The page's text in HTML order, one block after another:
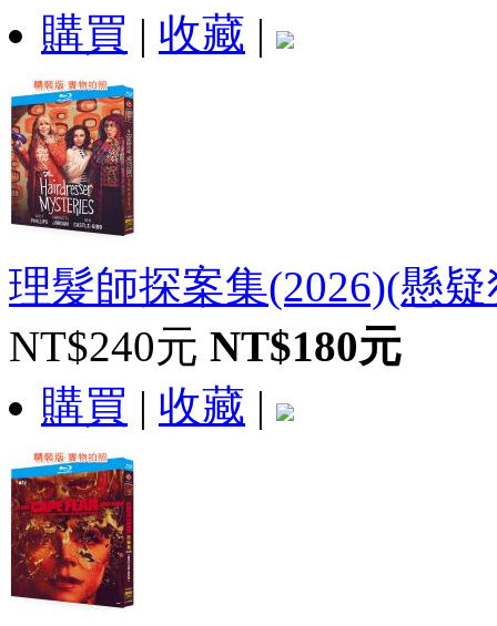
購買 | 收藏 |
理髮師探案集(2026)(懸
NT$240元 NT$180元
購買 | 收藏 |